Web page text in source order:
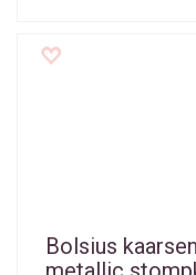
Bolsius kaarsen